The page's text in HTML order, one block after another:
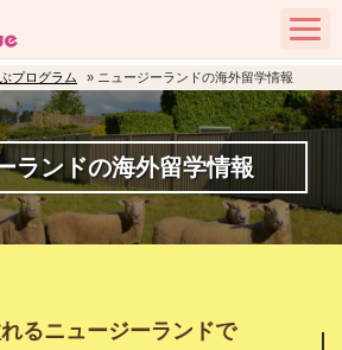
プログラム » ニュージーランドの海外留学情報
ランドの海外留学情報
るニュージーランドで